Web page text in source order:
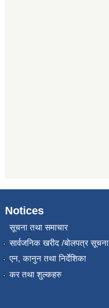
Notices
सूचना तथा समाचार
सार्वजनिक खरीद /बोलपत्र सूचना
एन, कानुन तथा निर्देशिका
कर तथा शुल्कहरु